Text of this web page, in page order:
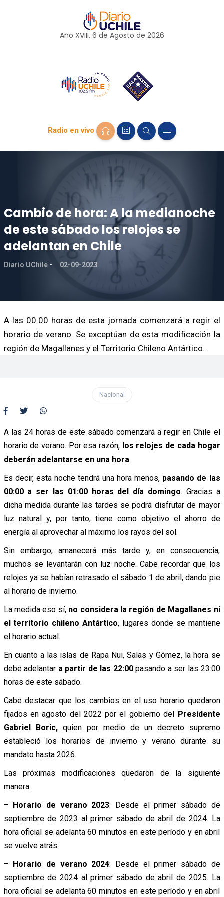
Año XVIII, 6 de Agosto de 2026
Radio en vivo
Cambio de hora: A la medianoche
de este sábado los relojes se
adelantan en Chile
Diario UChile 02-09-2023
A las 00:00 horas de esta jornada comenzará a regir el
horario de verano. Se exceptúan de esta modificación la
región de Magallanes y el Territorio Chileno Antártico.
Nacional
A las 24 horas de este sábado comenzará a regir en Chile el
horario de verano. Por esa razón, los relojes de cada hogar
deberán adelantarse en una hora.
Es decir, esta noche tendrá una hora menos, pasando de las
00:00 a ser las 01:00 horas del día domingo. Gracias a
dicha medida durante las tardes se podrá disfrutar de mayor
luz natural y, por tanto, tiene como objetivo el ahorro de
energía al aprovechar al máximo los rayos del sol.
Sin embargo, amanecerá más tarde y, en consecuencia,
muchos se levantarán con luz noche. Cabe recordar que los
relojes ya se habían retrasado el sábado 1 de abril, dando pie
al horario de invierno.
La medida eso sí, no considera la región de Magallanes ni
el territorio chileno Antártico, lugares donde se mantiene
el horario actual.
En cuanto a las islas de Rapa Nui, Salas y Gómez, la hora se
debe adelantar a partir de las 22:00pasando a ser las 23:00
horas de este sábado.
Cabe destacar que los cambios en el uso horario quedaron
fijados en agosto del 2022 por el gobierno del Presidente
Gabriel Boric,quien por medio de un decreto supremo
estableció los horarios de invierno y verano durante su
mandato hasta 2026.
Las próximas modificaciones quedaron de la siguiente
manera:
– Horario de verano 2023: Desde el primer sábado de
septiembre de 2023 al primer sábado de abril de 2024. La
hora oficial se adelanta 60 minutos en este período y en abril
se vuelve atrás.
– Horario de verano 2024: Desde el primer sábado de
septiembre de 2024 al primer sábado de abril de 2025. La
hora oficial se adelanta 60 minutos en este período y en abril